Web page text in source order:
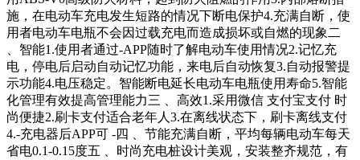
施，在电动车充电发生短路的情况下断电保护4.充满自断，使
用者电动车电瓶不会因过载充电而造成损坏或自燃的现象二
、智能1.使用者通过-APP随时了解电动车使用情况2.记忆充
电，停电后启动自动记忆功能，来电后自动恢复3.自动报警提
示功能4.电压稳定。智能断电延长电动车电瓶使用寿命5.智能
化管理有效提高管理能力三 、高效1.采用微信 支付宝支付 时
尚便捷2.刷卡支付适合老年人3.在离线状态下，刷卡离线支付
4.-充电器后APP可 -四 、节能充满自断，平均每辆电动车每天
省电0.1-0.15度五 、时尚充电桩设计美观，安装整齐规范，有